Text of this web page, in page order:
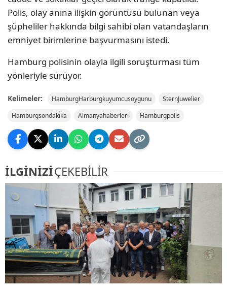
Polis, olay anına ilişkin görüntüsü bulunan veya
şüpheliler hakkında bilgi sahibi olan vatandaşların
emniyet birimlerine başvurmasını istedi.
Hamburg polisinin olayla ilgili soruşturması tüm
yönleriyle sürüyor.
Kelimeler: HamburgHarburgkuyumcusoygunu
SternJuwelier
Hamburgsondakika
Almanyahaberleri Hamburgpolis
İLGİNİZİÇEKEBİLİR